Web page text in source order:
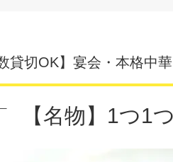
貸切OK】宴会・本格中
【名物】1つ1